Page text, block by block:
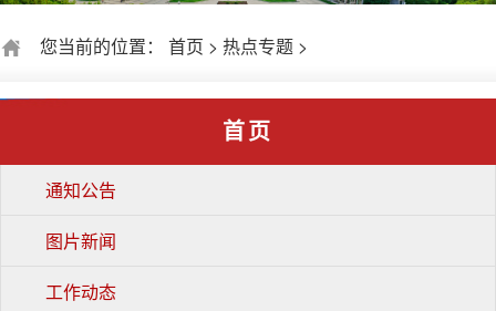
您当前的位置： 首页 > 热点专题 >
首页
通知公告
图片新闻
工作动态